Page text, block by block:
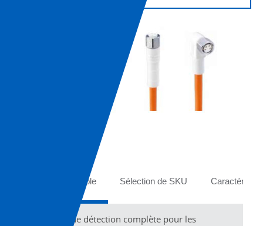
Vue d’ensemble Sélection de SKU
Solution de détection complète pour les